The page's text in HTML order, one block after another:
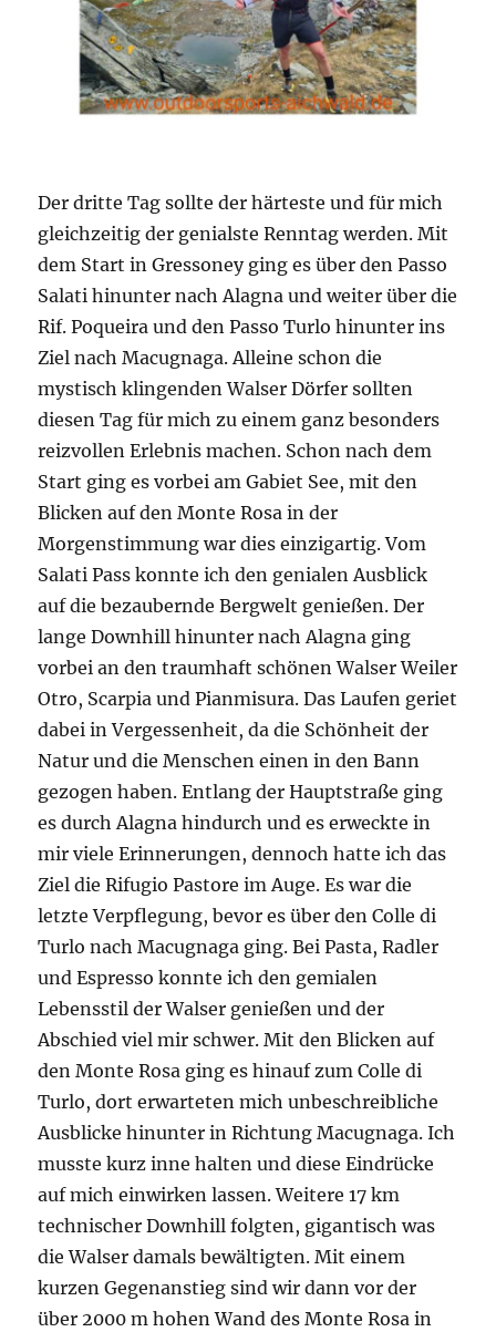
Der dritte Tag sollte der härteste und für mich
gleichzeitig der genialste Renntag werden. Mit
dem Start in Gressoney ging es über den Passo
Salati hinunter nach Alagna und weiter über die
Rif. Poqueira und den Passo Turlo hinunter ins
Ziel nach Macugnaga. Alleine schon die
mystisch klingenden Walser Dörfer sollten
diesen Tag für mich zu einem ganz besonders
reizvollen Erlebnis machen. Schon nach dem
Start ging es vorbei am Gabiet See, mit den
Blicken auf den Monte Rosa in der
Morgenstimmung war dies einzigartig. Vom
Salati Pass konnte ich den genialen Ausblick
auf die bezaubernde Bergwelt genießen. Der
lange Downhill hinunter nach Alagna ging
vorbei an den traumhaft schönen Walser Weiler
Otro, Scarpia und Pianmisura. Das Laufen geriet
dabei in Vergessenheit, da die Schönheit der
Natur und die Menschen einen in den Bann
gezogen haben. Entlang der Hauptstraße ging
es durch Alagna hindurch und es erweckte in
mir viele Erinnerungen, dennoch hatte ich das
Ziel die Rifugio Pastore im Auge. Es war die
letzte Verpflegung, bevor es über den Colle di
Turlo nach Macugnaga ging. Bei Pasta, Radler
und Espresso konnte ich den gemialen
Lebensstil der Walser genießen und der
Abschied viel mir schwer. Mit den Blicken auf
den Monte Rosa ging es hinauf zum Colle di
Turlo, dort erwarteten mich unbeschreibliche
Ausblicke hinunter in Richtung Macugnaga. Ich
musste kurz inne halten und diese Eindrücke
auf mich einwirken lassen. Weitere 17 km
technischer Downhill folgten, gigantisch was
die Walser damals bewältigten. Mit einem
kurzen Gegenanstieg sind wir dann vor der
über 2000 m hohen Wand des Monte Rosa in